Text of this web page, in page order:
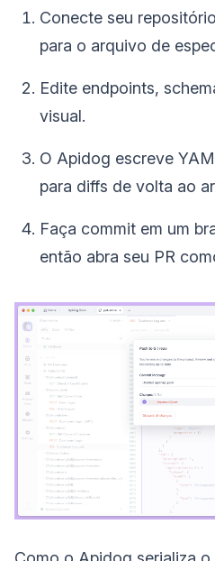
Conecte seu
para o arquivo de
Edite endpoints,
visual.
O Apidog escreve
para diffs de volta ao
Faça commit em um
então abra seu PR